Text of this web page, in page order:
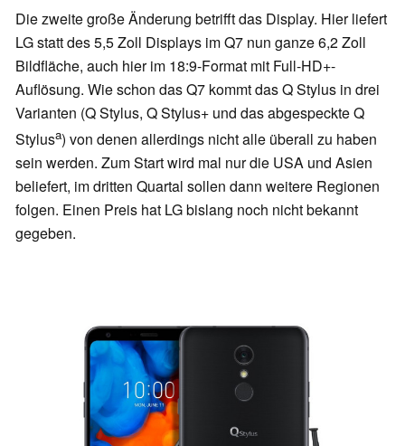
Die zweite große Änderung betrifft das Display. Hier liefert
LG statt des 5,5 Zoll Displays im Q7 nun ganze 6,2 Zoll
Bildfläche, auch hier im 18:9-Format mit Full-HD+-
Auflösung. Wie schon das Q7 kommt das Q Stylus in drei
Varianten (Q Stylus, Q Stylus+ und das abgespeckte Q
Stylusa) von denen allerdings nicht alle überall zu haben
sein werden. Zum Start wird mal nur die USA und Asien
beliefert, im dritten Quartal sollen dann weitere Regionen
folgen. Einen Preis hat LG bislang noch nicht bekannt
gegeben.